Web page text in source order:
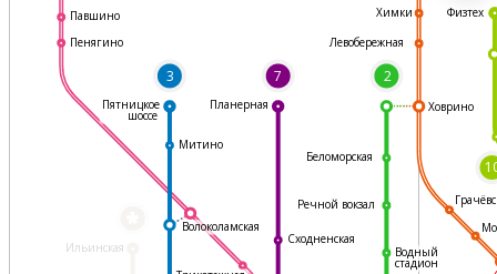
Ильинская
3 7 2
Химки
Левобережная
Ховрино
Водный
стадион
Сходненская
Волоколамская
Митино
Павшино
Пенягино
Пятницкое
шоссе
Планерная
Физтех
Речной вокзал
Беломорская